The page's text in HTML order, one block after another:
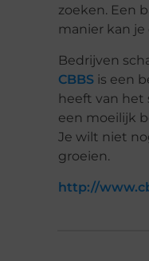
zoeken. Een
manier kan
Bedrijven
CBBS is een
heeft van het
een moeilijk
Je wilt niet
groeien.
http://